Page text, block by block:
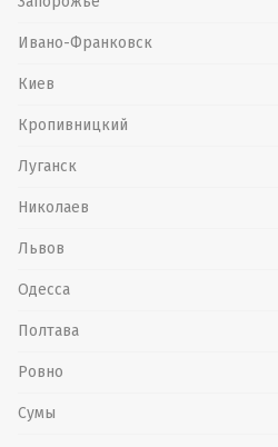
Ивано-Франковск
Киев
Кропивницкий
Луганск
Николаев
Львов
Одесса
Полтава
Ровно
Сумы